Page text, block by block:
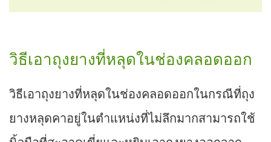
วิธีเอาถุงยางที่หลุดในช่องคลอดออก
วิธีเอาถุงยางที่หลุดในช่องคลอดออกในกรณีที่ถุง
ยางหลุดคาอยู่ในตำแหน่งที่ไม่ลึกมากสามารถใช้